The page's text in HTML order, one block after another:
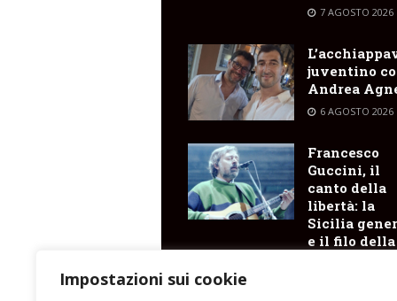
Impostazioni sui cookie
7 AGOSTO 2026
juventino
Andrea
6 AGOSTO 2026
Francesco
Guccini, il
canto della
libertà: la
Sicilia
e il filo della